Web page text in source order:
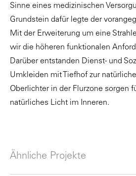
Sinne eines medizinischen
Grundstein dafür legte der
Mit der Erweiterung um eine
wir die höheren funktionalen
Darüber entstanden Dienst- und
Umkleiden mit Tiefhof zur
Oberlichter in der Flurzone sorgen
natürliches Licht im Inneren.
Ähnliche Projekte